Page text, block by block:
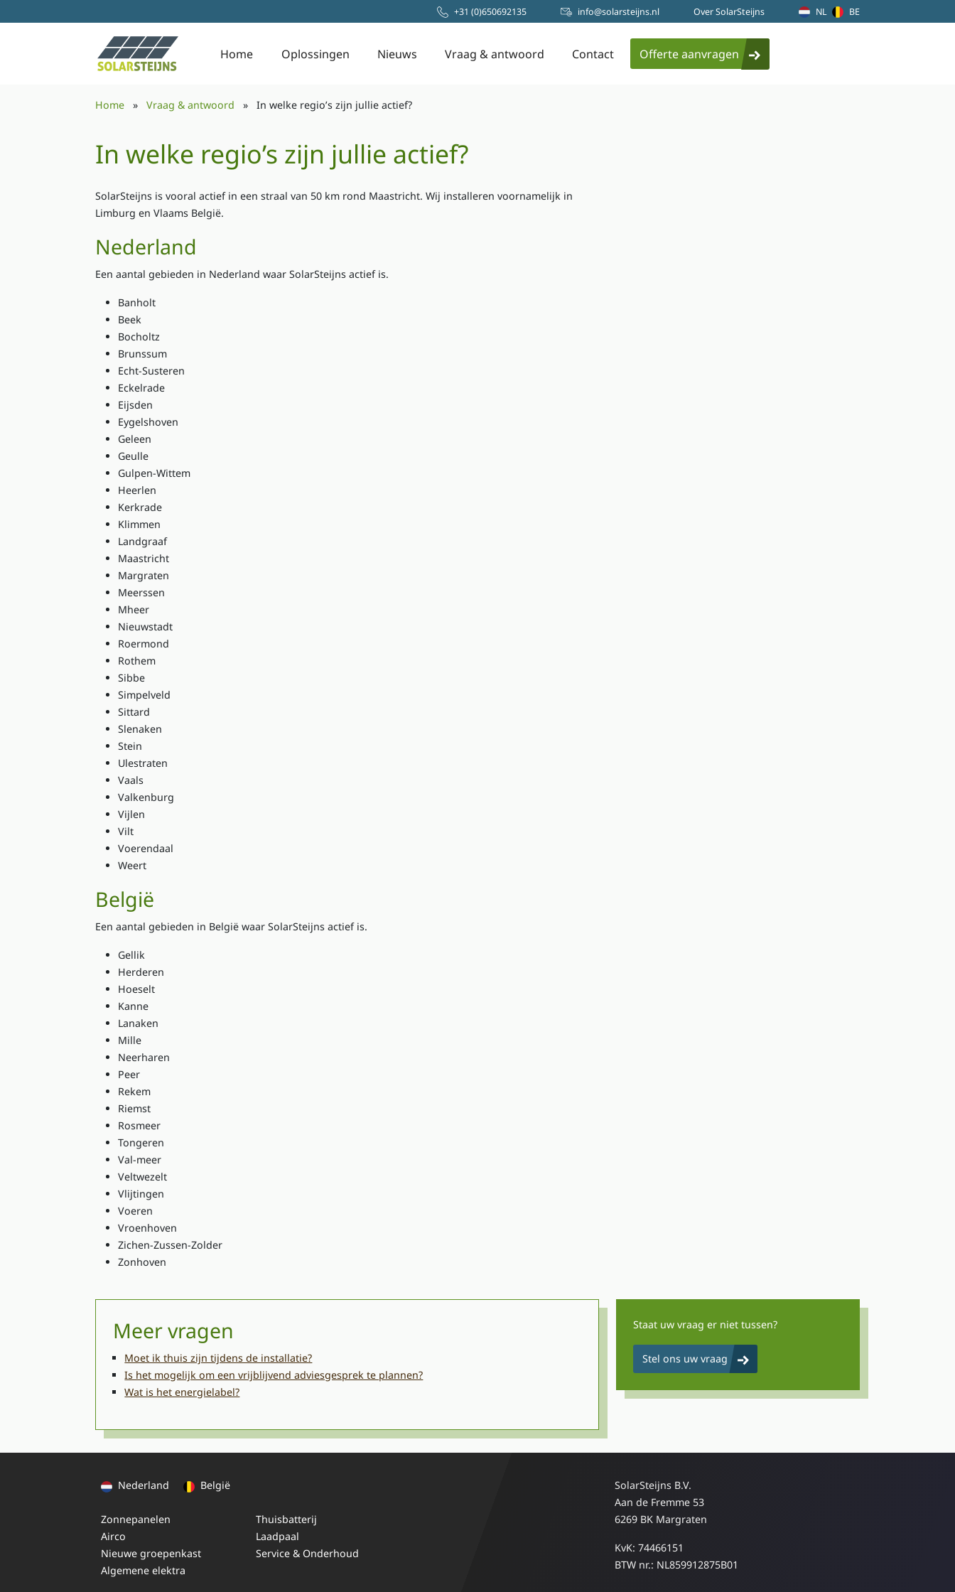
+31 (0)650692135 info@solarsteijns.nl Over SolarSteijns NL BE
Home Oplossingen Nieuws Vraag & antwoord Contact Offerte aanvragen
Home » Vraag & antwoord » In welke regio’s zijn jullie actief?
In welke regio’s zijn jullie actief?
SolarSteijns is vooral actief in een straal van 50 km rond Maastricht. Wij installeren voornamelijk in
Limburg en Vlaams België.
Nederland
Een aantal gebieden in Nederland waar SolarSteijns actief is.
Banholt
Beek
Bocholtz
Brunssum
Echt-Susteren
Eckelrade
Eijsden
Eygelshoven
Geleen
Geulle
Gulpen-Wittem
Heerlen
Kerkrade
Klimmen
Landgraaf
Maastricht
Margraten
Meerssen
Mheer
Nieuwstadt
Roermond
Rothem
Sibbe
Simpelveld
Sittard
Slenaken
Stein
Ulestraten
Vaals
Valkenburg
Vijlen
Vilt
Voerendaal
Weert
België
Een aantal gebieden in België waar SolarSteijns actief is.
Gellik
Herderen
Hoeselt
Kanne
Lanaken
Mille
Neerharen
Peer
Rekem
Riemst
Rosmeer
Tongeren
Val-meer
Veltwezelt
Vlijtingen
Voeren
Vroenhoven
Zichen-Zussen-Zolder
Zonhoven
Meer vragen
Moet ik thuis zijn tijdens de installatie?
Is het mogelijk om een vrijblijvend adviesgesprek te plannen?
Wat is het energielabel?
Staat uw vraag er niet tussen?
Stel ons uw vraag
Nederland België
Zonnepanelen
Thuisbatterij
Airco
Laadpaal
Nieuwe groepenkast
Service & Onderhoud
Algemene elektra
SolarSteijns B.V.
Aan de Fremme 53
6269 BK Margraten
KvK: 74466151
BTW nr.: NL859912875B01